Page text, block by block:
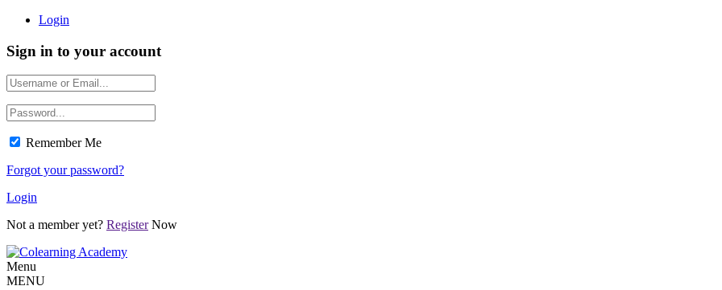
Login
Sign in to your account
Remember Me
Forgot your password?
Login
Not a member yet? RegisterNow
Menu
MENU